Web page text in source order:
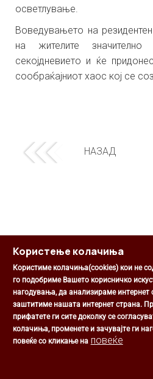
осветлување.
Воведувањето на
на жителите
секојдневието и ќе
сообраќајниот хаос кој се
НАЗАД
Општина
Михаил Цоков
Скопје, РС
+389 2
+389 2
Користење колачиња
Користиме колачиња(cookies) кои не
го подобриме Вашето корисничко
нагодувања, да анализираме интернет
заштитиме нашата интернет страна.
прифатете ги сите доколку се
колачиња, променете и зачувајте ги
повеќе со кликање на повеќе